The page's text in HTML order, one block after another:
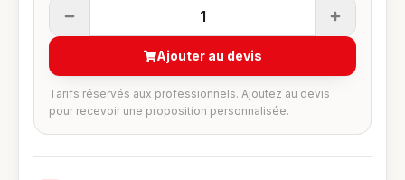
1
Ajouter au devis
Tarifs réservés aux professionnels. Ajoutez au devis
pour recevoir une proposition personnalisée.